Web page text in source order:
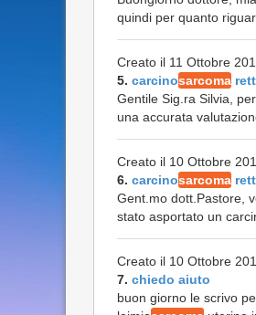
quindi per quanto
Creato il 11 Ottobre
5. carcinosarcoma
Gentile Sig.ra Silvia,
una accurata
Creato il 10 Ottobre
6. carcinosarcoma
Gent.mo dott.Pastore,
stato asportato un
Creato il 10 Ottobre
7. chiedo aiuto
buon giorno le scrivo